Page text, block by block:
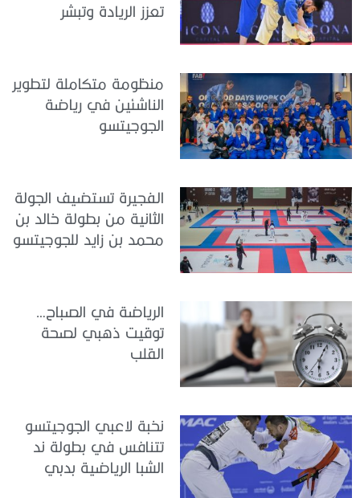
تعزز الريادة وتبشر
منظومة متكاملة لتطوير
الناشئين في رياضة
الجوجيتسو
الفجيرة تستضيف الجولة
الثانية من بطولة خالد بن
محمد بن زايد للجوجيتسو
الرياضة في الصباح…
توقيت ذهبي لصحة
القلب
نخبة لاعبي الجوجيتسو
تتنافس في بطولة ند
الشبا الرياضية بدبي